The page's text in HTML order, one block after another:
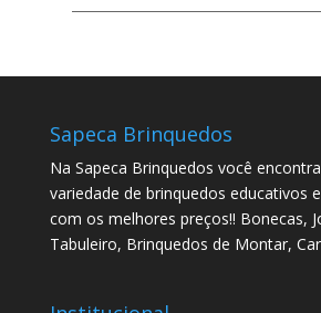
Sapeca Brinquedos
Na Sapeca Brinquedos você
variedade de brinquedos educativos
com os melhores preços!! Bonecas,
Tabuleiro, Brinquedos de Montar,